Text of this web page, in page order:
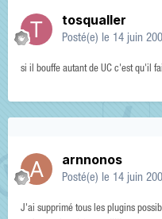
tosqualler
Posté(e) le 14 juin
si il bouffe autant de UC c'est qu'il
arnnonos
Posté(e) le 14 juin
J'ai supprimé tous les plugins